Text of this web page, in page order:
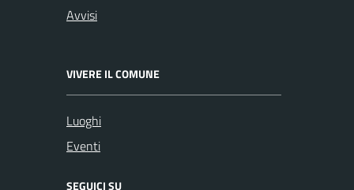
Avvisi
VIVERE IL COMUNE
Luoghi
Eventi
SEGUICI SU